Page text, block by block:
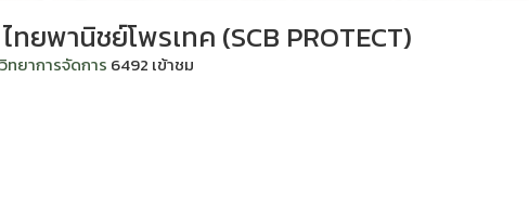
ยพานิชย์โพรเทค (SCB PROTECT)
ทยาการจัดการ 6492 เข้าชม